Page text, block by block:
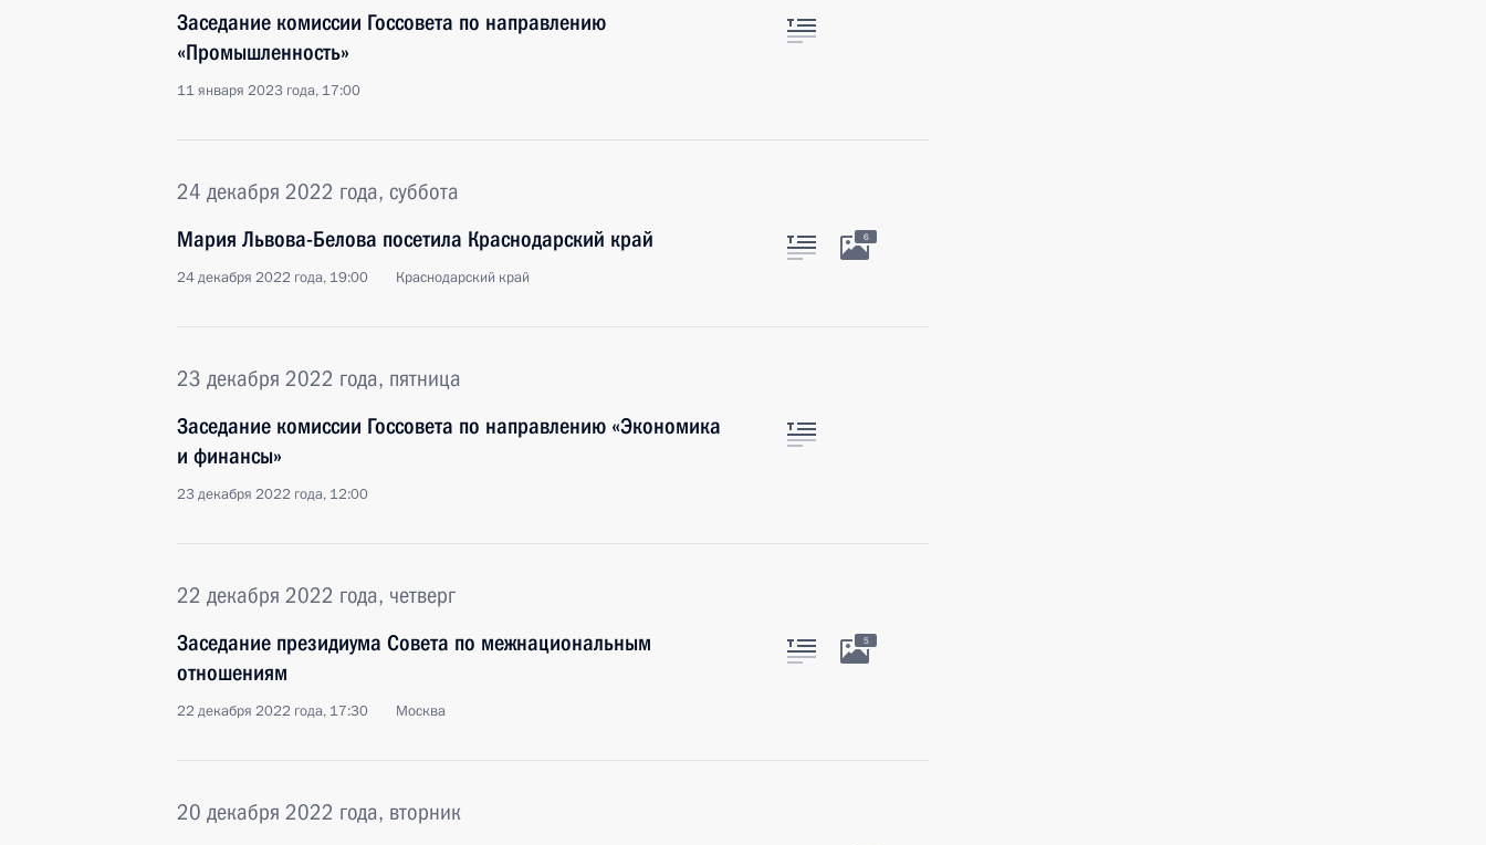
Заседание комиссии Госсовета по направлению
«Промышленность»
11 января 2023 года, 17:00
24 декабря 2022 года, суббота
Мария Львова-Белова посетила Краснодарский край
24 декабря 2022 года, 19:00 Краснодарский край
6
23 декабря 2022 года, пятница
Заседание комиссии Госсовета по направлению «Экономика
и финансы»
23 декабря 2022 года, 12:00
22 декабря 2022 года, четверг
Заседание президиума Совета по межнациональным
отношениям
22 декабря 2022 года, 17:30 Москва
5
20 декабря 2022 года, вторник